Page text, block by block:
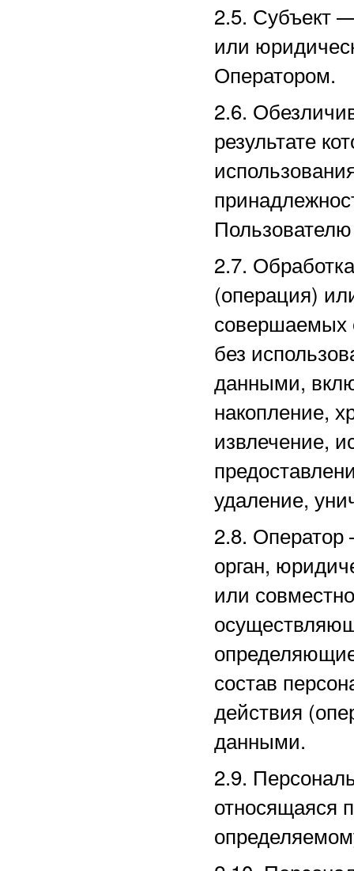
2.5. Субъект
или
Оператором.
2.6.
результате
2.7.
(операция)
совершаемых
без
данными,
накопление,
извлечение,
удаление,
2.8. Оператор
орган,
или
состав
действия
данными.
2.9.
относящаяся